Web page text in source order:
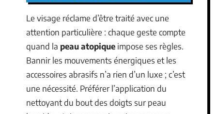
Le visage réclame d’être traité avec une
attention particulière : chaque geste compte
quand la peau atopique impose ses règles.
Bannir les mouvements énergiques et les
accessoires abrasifs n’a rien d’un luxe ; c’est
une nécessité. Préférer l’application du
nettoyant du bout des doigts sur peau